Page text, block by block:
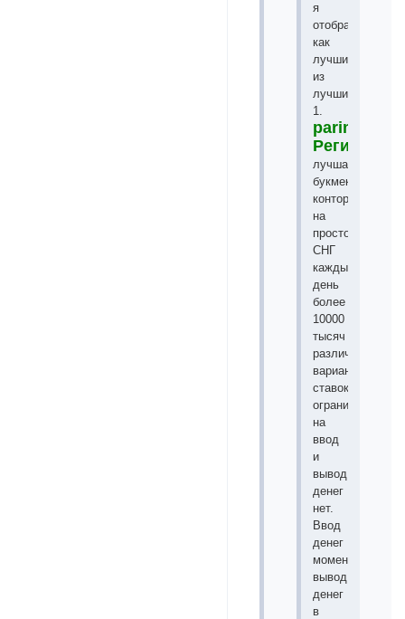
я
отобрал
как
лучшие
из
лучших!
1.
лучшая
букмекерская
контора
на
просторах
СНГ
каждый
день
более
10000
тысяч
различных
вариантов
ставок,
ограничений
на
ввод
и
вывод
денег
нет.
Ввод
денег
моментальный,
вывод
денег
в